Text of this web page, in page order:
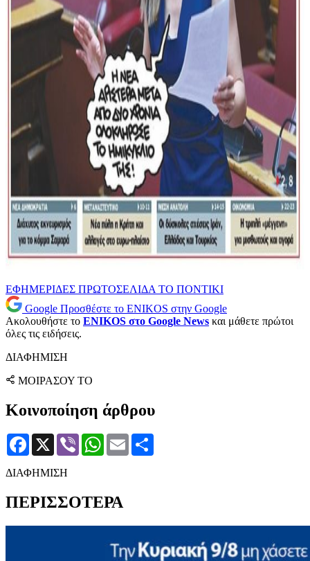
ΕΦΗΜΕΡΙΔΕΣ ΠΡΩΤΟΣΕΛΙΔΑ ΤΟ ΠΟΝΤΙΚΙ
Google Προσθέστε το ENIKOS στην Google
Ακολουθήστε το ENIKOS στο Google News και μάθετε πρώτοι
όλες τις ειδήσεις.
ΔΙΑΦΗΜΙΣΗ
ΜΟΙΡΑΣΟΥ ΤΟ
Κοινοποίηση άρθρου
Facebook
X Viber WhatsApp
Email
ΔΙΑΦΗΜΙΣΗ
ΠΕΡΙΣΣΟΤΕΡΑ